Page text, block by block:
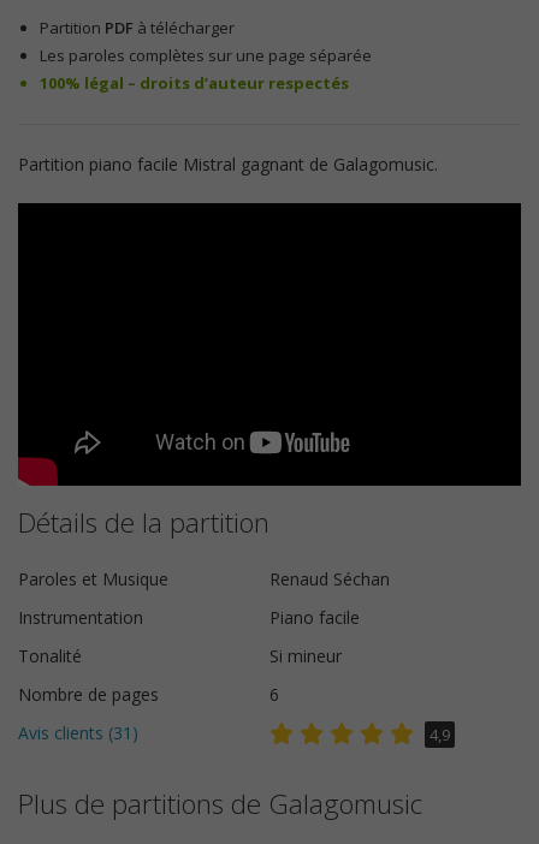
Partition PDF à télécharger
Les paroles complètes sur une page séparée
100% légal – droits d’auteur respectés
Partition piano facile Mistral gagnant de Galagomusic.
Détails de la partition
Paroles et Musique
Renaud Séchan
Instrumentation
Piano facile
Tonalité
Si mineur
Nombre de pages
6
Avis clients (31 ) 4,9
Plus de partitions de Galagomusic